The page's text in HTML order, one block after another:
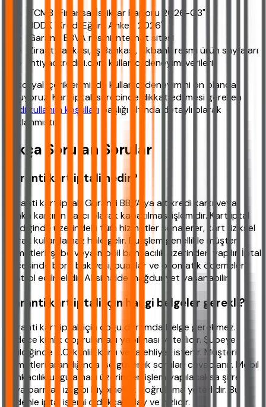
TCMB "Finansal İstikrar Raporu 2026-Q3"
BDDK "Kredi Eğilim Anketi 2026"
Garanti BBVA resmi internet sitesi
Ziraat Bankası, İş Bankası, Akbank resmi ürün sayfaları
ihtiyackredisi.com kullanıcı deneyimi verileri
Editoryal içeriklerimizde kullanıcı deneyimini ön planda
tutuyoruz. Kart iptali sürecinde dikkat edilmesi gereken
kredi kullanım koşulları başlığı altında detaylı olarak
açıklanmıştır.
Sıkça Sorulan Sorular
Garanti kart iptali nedir?
Garanti kart iptali, Garanti BBVA'ya ait kredi kartı veya
banka kartının kalıcı olarak kapatılması işlemidir. Kart iptal
edildiğinde üzerindeki tüm hizmetler sona erer, kart fiziksel
olarak kullanılamaz hale gelir. Bu işlem genellikle müşteri
hizmetleri, şube veya mobil bankacılık üzerinden yapılır. İptal
öncesinde borç bakiyesi, puanlar ve otomatik ödemeler
kontrol edilmelidir. Aksi halde mağduriyet yaşanabilir.
Garanti kart iptali için hangi belgeler gerekli?
Garanti kart iptali için çoğu durumda belge gerekmez.
Sadece kimlik doğrulaması yapılması yeterlidir. Şubeye
gidildiğinde T.C. kimlik kartı veya ehliyet istenir. Müşteri
hizmetleri arandığında ise güvenlik soruları cevaplanır. Mobil
bankacılık uygulaması üzerinden işlem yapılacaksa şifre
veya parmak izi gibi biyometrik doğrulama yeterlidir. Bu
nedenle iptal işlemi oldukça kolay ve hızlıdır.